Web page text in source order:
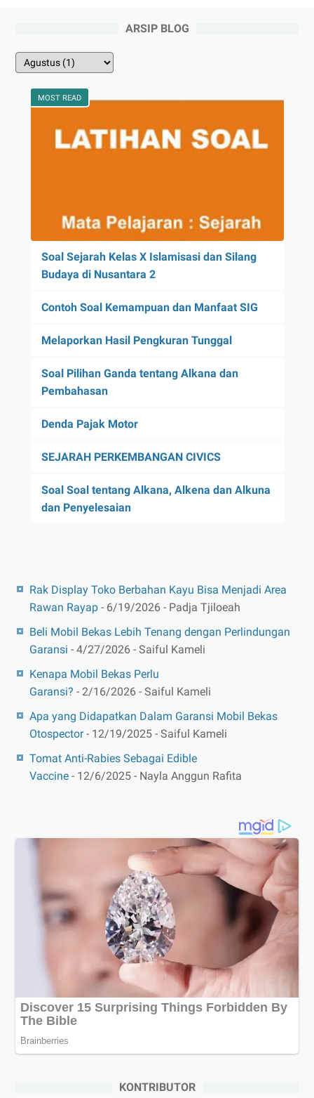
ARSIP BLOG
MOST READ
Soal Sejarah Kelas X Islamisasi dan Silang
Budaya di Nusantara 2
Contoh Soal Kemampuan dan Manfaat SIG
Melaporkan Hasil Pengkuran Tunggal
Soal Pilihan Ganda tentang Alkana dan
Pembahasan
Denda Pajak Motor
SEJARAH PERKEMBANGAN CIVICS
Soal Soal tentang Alkana, Alkena dan Alkuna
dan Penyelesaian
Rak Display Toko Berbahan Kayu Bisa Menjadi Area
Rawan Rayap - 6/19/2026 - Padja Tjiloeah
Beli Mobil Bekas Lebih Tenang dengan Perlindungan
Garansi - 4/27/2026 - Saiful Kameli
Kenapa Mobil Bekas Perlu
Garansi? - 2/16/2026 - Saiful Kameli
Apa yang Didapatkan Dalam Garansi Mobil Bekas
Otospector- 12/19/2025 - Saiful Kameli
Tomat Anti-Rabies Sebagai Edible
Vaccine - 12/6/2025 - Nayla Anggun Rafita
KONTRIBUTOR